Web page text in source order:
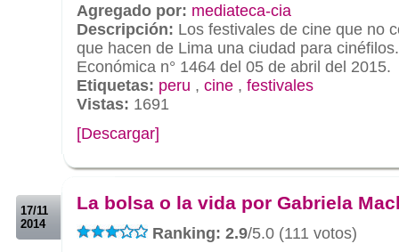
Agregado por: mediateca-cia
Descripción: Los festivales de cine que no
que hacen de Lima una ciudad para
Económica n° 1464 del 05 de abril del 2015.
Etiquetas: peru , cine , festivales
Vistas: 1691
[Descargar]
17/11
2014
La bolsa o la vida por Gabriela
Ranking: 2.9/5.0 (111 votos)